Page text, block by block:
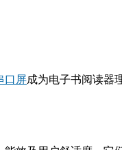
口屏成为电子书阅读器